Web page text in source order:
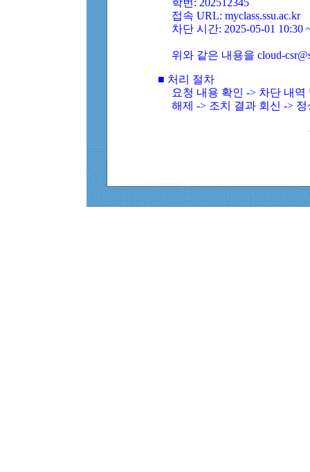
학번: 202512345
접속 URL: myclass.ssu.ac.kr
차단 시간: 2025-05-01 10:30
위와 같은 내용을 cloud-
■ 처리 절차
요청 내용 확인 -> 차단 내
해제 -> 조치 결과 회신 ->